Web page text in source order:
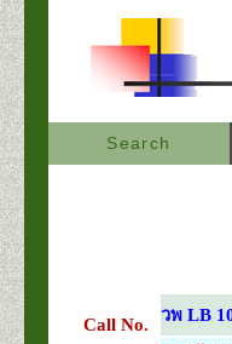
Search
Call No. วพ LB